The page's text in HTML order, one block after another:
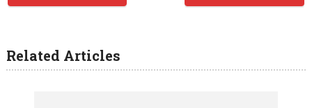
Related Articles